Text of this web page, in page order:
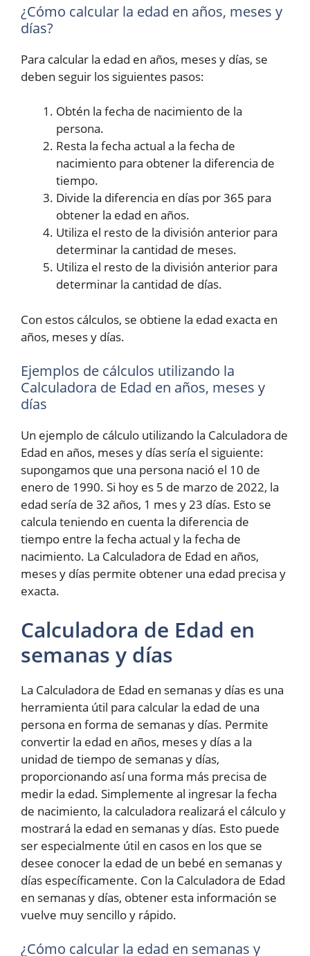
¿Cómo calcular la edad en años, meses y
días?
Para calcular la edad en años, meses y días, se
deben seguir los siguientes pasos:
Obtén la fecha de nacimiento de la
persona.
Resta la fecha actual a la fecha de
nacimiento para obtener la diferencia de
tiempo.
Divide la diferencia en días por 365 para
obtener la edad en años.
Utiliza el resto de la división anterior para
determinar la cantidad de meses.
Utiliza el resto de la división anterior para
determinar la cantidad de días.
Con estos cálculos, se obtiene la edad exacta en
años, meses y días.
Ejemplos de cálculos utilizando la
Calculadora de Edad en años, meses y
días
Un ejemplo de cálculo utilizando la Calculadora de
Edad en años, meses y días sería el siguiente:
supongamos que una persona nació el 10 de
enero de 1990. Si hoy es 5 de marzo de 2022, la
edad sería de 32 años, 1 mes y 23 días. Esto se
calcula teniendo en cuenta la diferencia de
tiempo entre la fecha actual y la fecha de
nacimiento. La Calculadora de Edad en años,
meses y días permite obtener una edad precisa y
exacta.
Calculadora de Edad en
semanas y días
La Calculadora de Edad en semanas y días es una
herramienta útil para calcular la edad de una
persona en forma de semanas y días. Permite
convertir la edad en años, meses y días a la
unidad de tiempo de semanas y días,
proporcionando así una forma más precisa de
medir la edad. Simplemente al ingresar la fecha
de nacimiento, la calculadora realizará el cálculo y
mostrará la edad en semanas y días. Esto puede
ser especialmente útil en casos en los que se
desee conocer la edad de un bebé en semanas y
días específicamente. Con la Calculadora de Edad
en semanas y días, obtener esta información se
vuelve muy sencillo y rápido.
¿Cómo calcular la edad en semanas y